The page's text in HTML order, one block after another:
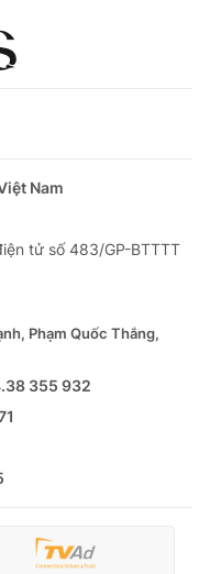
Nam
tử số 483/GP-BTTTT
Phạm Quốc Thắng,
355 932